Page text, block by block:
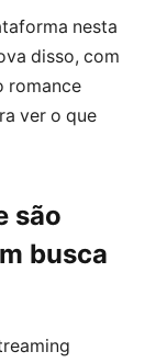
nesta
disso, com
romance
ver o que
são
busca